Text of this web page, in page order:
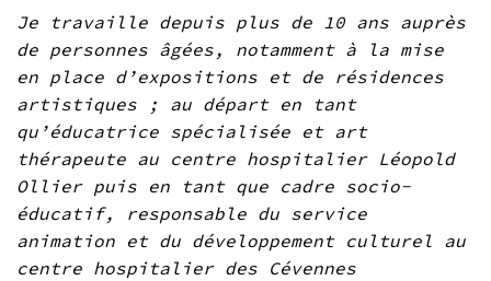
Je travaille depuis plus de 10 ans auprès
de personnes âgées, notamment à la mise
en place d’expositions et de résidences
artistiques ; au départ en tant
qu’éducatrice spécialisée et art
thérapeute au centre hospitalier Léopold
Ollier puis en tant que cadre socio-
éducatif, responsable du service
animation et du développement culturel au
centre hospitalier des Cévennes